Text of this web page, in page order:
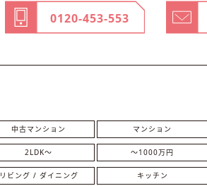
0120-453-553
中古マンション マンション
2LDK〜 〜1000万円
リビング / ダイニング キッチン